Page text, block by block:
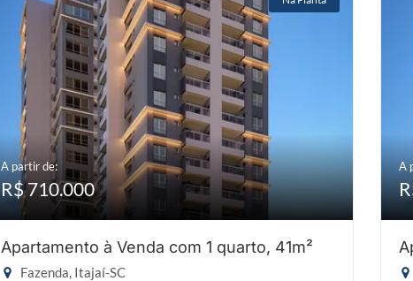
A partir de:
R$ 710.000
Apartamento à Venda com 1 quarto, 41m²
Fazenda, Itajaí-SC
A